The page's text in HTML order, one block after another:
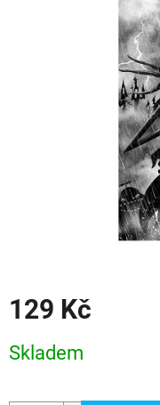
129 Kč
cena:
Skladem